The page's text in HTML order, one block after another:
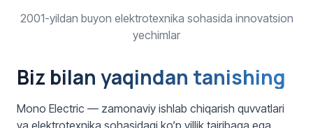
2001-yildan buyon elektrotexnika sohasida innovatsion
yechimlar
Biz bilan yaqindan tanishing
Mono Electric — zamonaviy ishlab chiqarish quvvatlari
va elektrotexnika sohasidagi ko‘p yillik tajribaga ega